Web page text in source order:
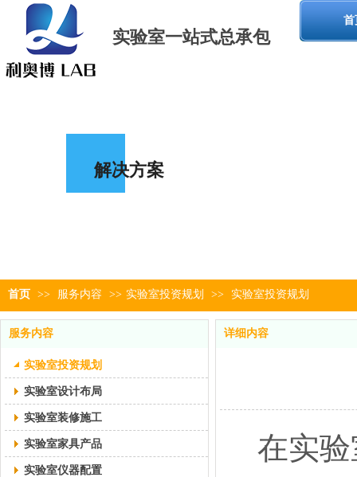
实验室一站式总承包
首
解决方案
首页 >> 服务内容 >> 实验室投资规划 >> 实验室投资规划
服务内容
实验室投资规划
实验室设计布局
实验室装修施工
实验室家具产品
实验室仪器配置
详细内容
在实